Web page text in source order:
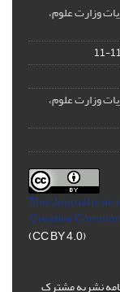
وزارت علوم،
وزارت علوم،
This Journal is
Creative
(CC BY 4.0)
نشریه مشترک